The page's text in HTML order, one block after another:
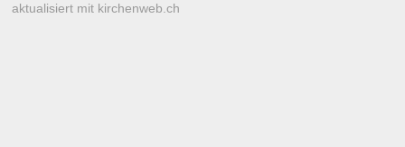
aktualisiert mit kirchenweb.ch